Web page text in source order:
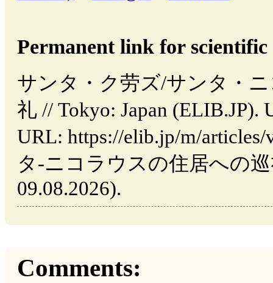
Permanent link for
サンタ・ク劳ズ/サンタ・
礼 // Tokyo: Japan (ELIB.JP).
URL: https://elib.jp/m/
タ-ニコラウスの住居への巡
09.08.2026).
Comments: